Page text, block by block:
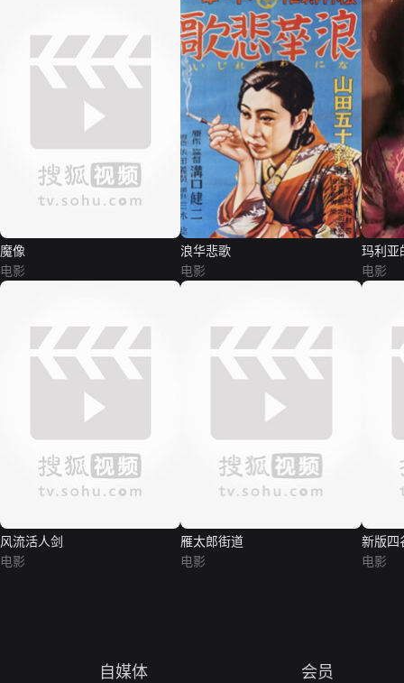
魔像
电影
浪华悲歌
电影
玛利亚
电影
风流活人剑
电影
雁太郎街道
电影
新版四
电影
自媒体 会员